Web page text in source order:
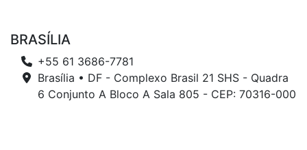
BRASÍLIA
+55 61 3686-7781
Brasília • DF - Complexo Brasil 21 SHS - Quadra
6 Conjunto A Bloco A Sala 805 - CEP: 70316-000